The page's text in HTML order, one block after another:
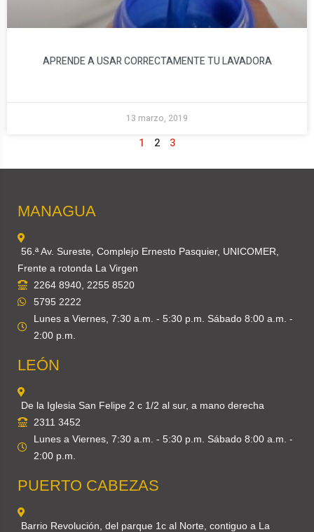
APRENDE A USAR CORRECTAMENTE TU LAVADORA
13 marzo, 2019
1 2 3
MANAGUA
56.ª Av. Sureste, Complejo Ernesto Pasquier, UNICOMER,
Frente a rotonda La Virgen
2264 8940, 2255 8520
5795 2222
Lunes a Viernes, 7:30 a.m. - 5:30 p.m. Sábado 8:00 a.m. -
2:00 p.m.
LEÓN
De la Iglesia San Felipe 2 c 1/2 al sur, a mano derecha
2311 3452
Lunes a Viernes, 7:30 a.m. - 5:30 p.m. Sábado 8:00 a.m. -
2:00 p.m.
PUERTO CABEZAS
Barrio Revolución, del parque 1c al Norte, contiguo a La